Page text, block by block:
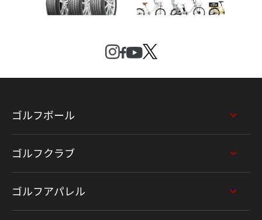
ゴルフボール
ゴルフクラブ
ゴルフアパレル